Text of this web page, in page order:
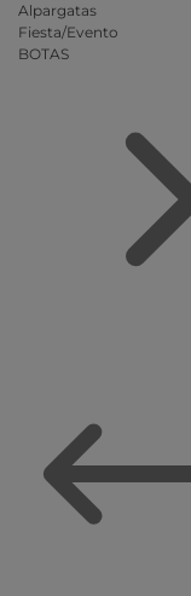
Alpargatas
Fiesta/Evento
BOTAS